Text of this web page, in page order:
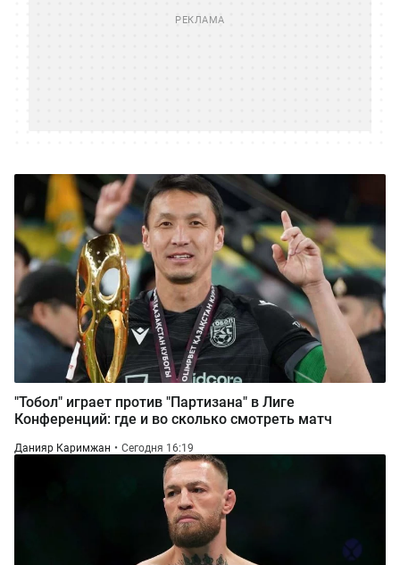
"Тобол" играет против "Партизана" в Лиге
Конференций: где и во сколько смотреть матч
Данияр Каримжан Сегодня 16:19